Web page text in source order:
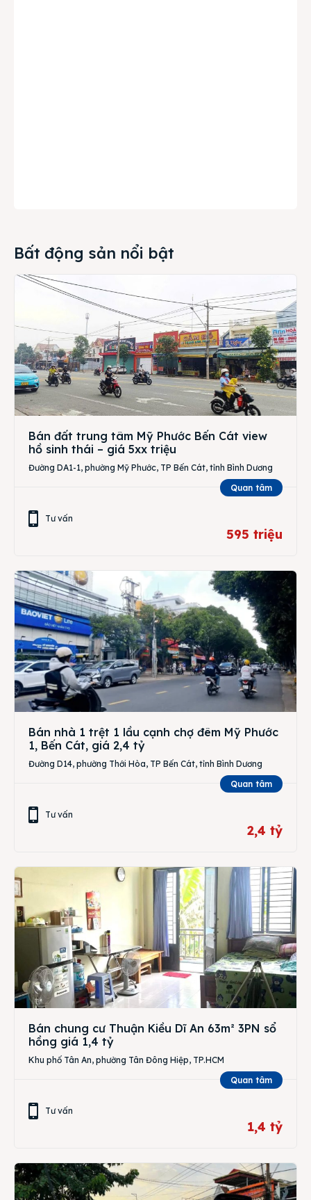
Bất động sản nổi bật
Bán đất trung tâm Mỹ Phước Bến Cát view
hồ sinh thái – giá 5xx triệu
Đường DA1-1, phường Mỹ Phước, TP Bến Cát, tỉnh Bình Dương
Quan tâm
Tư vấn
595 triệu
Bán nhà 1 trệt 1 lầu cạnh chợ đêm Mỹ Phước
1, Bến Cát, giá 2,4 tỷ
Đường D14, phường Thới Hòa, TP Bến Cát, tỉnh Bình Dương
Quan tâm
Tư vấn
2,4 tỷ
Bán chung cư Thuận Kiều Dĩ An 63m² 3PN sổ
hồng giá 1,4 tỷ
Khu phố Tân An, phường Tân Đông Hiệp, TP.HCM
Quan tâm
Tư vấn
1,4 tỷ